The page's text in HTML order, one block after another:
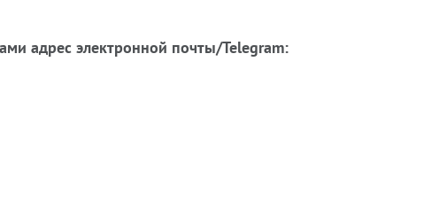
адрес электронной почты/Telegram: